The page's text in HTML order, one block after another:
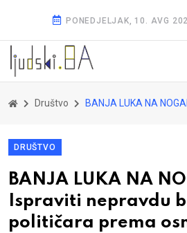
PONEDJELJAK, 10. AVG
Društvo BANJA LUKA NA NOGAMA: Ispraviti nepravdu bahatih političara prema
DRUŠTVO
BANJA LUKA NA
Ispraviti nepravdu
političara prema